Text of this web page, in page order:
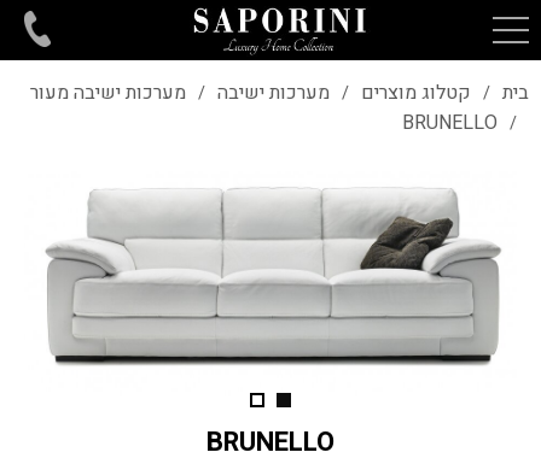
בית / קטלוג מוצרים / מערכות ישיבה / מערכות ישיבה מעור
/
BRUNELLO
BRUNELLO